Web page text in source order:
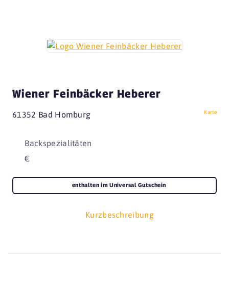
Wiener Feinbäcker Heberer
61352 Bad Homburg Karte
Backspezialitäten
€
Kurzbeschreibung
enthalten im Universal Gutschein